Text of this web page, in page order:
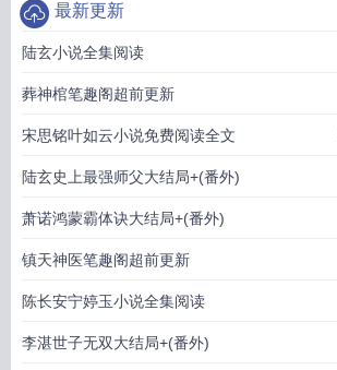
最新更新
陆玄小说全集阅读
葬神棺笔趣阁超前更新
宋思铭叶如云小说免费阅读全文
陆玄史上最强师父大结局+(番外)
萧诺鸿蒙霸体诀大结局+(番外)
镇天神医笔趣阁超前更新
陈长安宁婷玉小说全集阅读
李湛世子无双大结局+(番外)